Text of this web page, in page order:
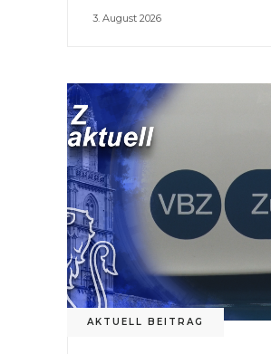
3. August 2026
AKTUELL BEITRAG